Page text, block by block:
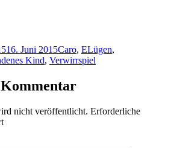
16. Juni 2015Caro, ELügen,
Kind, Verwirrspiel
nicht veröffentlicht. Erforderliche